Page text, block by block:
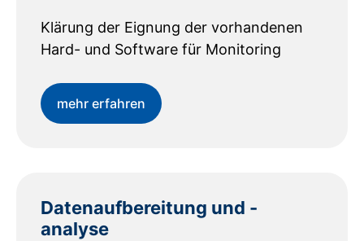
Klärung der Eignung der vorhandenen
Hard- und Software für Monitoring
mehr erfahren
Datenaufbereitung und -
analyse